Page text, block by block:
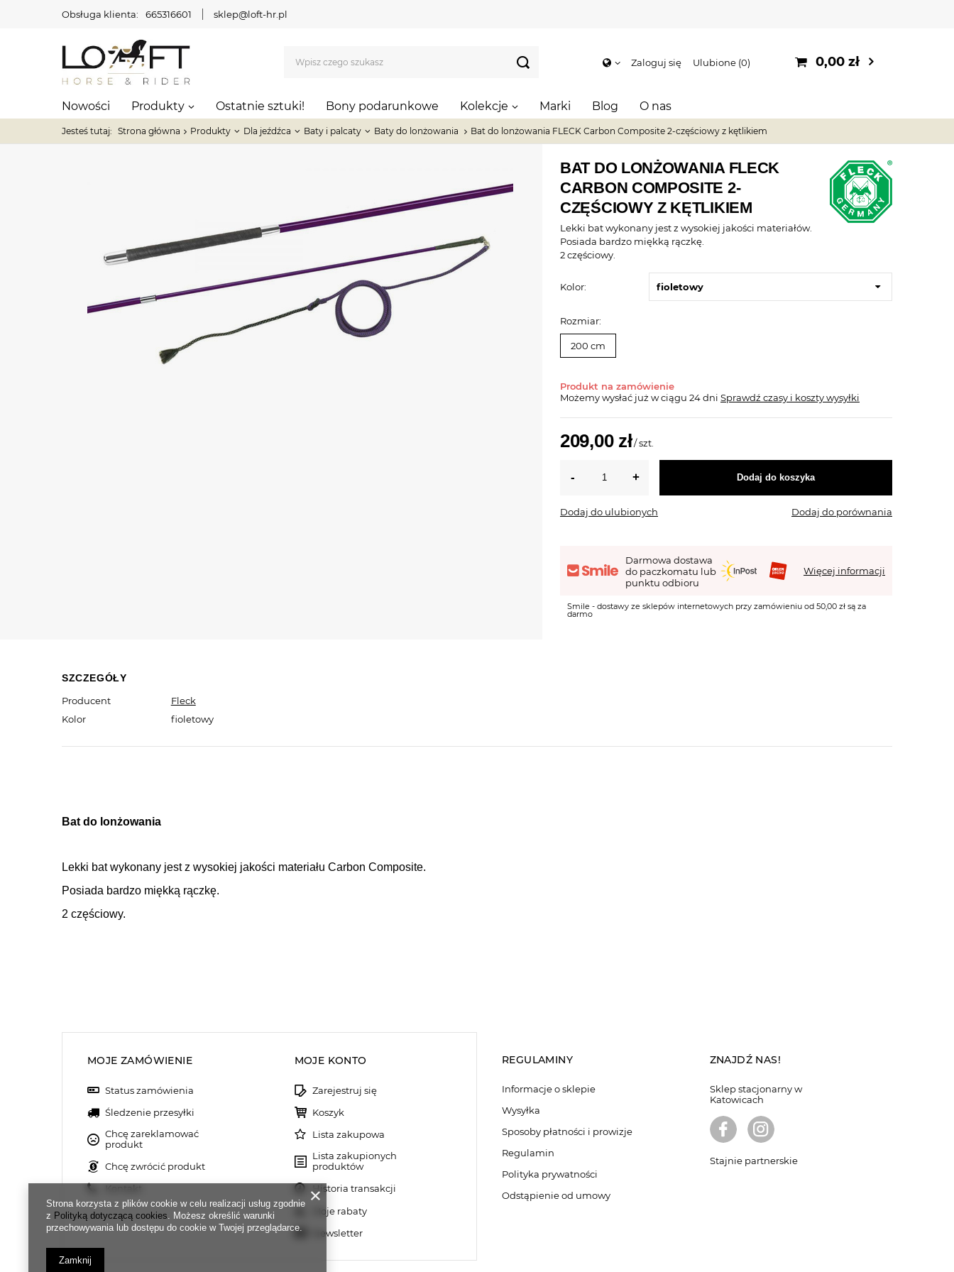
Obsługa klienta: 665316601 sklep@loft-hr.pl
Zaloguj się Ulubione 0 0,00 zł
Nowości Produkty Ostatnie sztuki! Bony podarunkowe Kolekcje Marki Blog O nas
Jesteś tutaj: Strona główna Produkty Dla jeźdźca Baty i palcaty Baty do lonżowania Bat do lonżowania FLECK Carbon Composite 2-częściowy z kętlikiem
BAT DO LONŻOWANIA FLECK
CARBON COMPOSITE 2-
CZĘŚCIOWY Z KĘTLIKIEM
Lekki bat wykonany jest z wysokiej jakości materiałów.
Posiada bardzo miękką rączkę.
2 częściowy.
Kolor: fioletowy
Rozmiar:
200 cm
Produkt na zamówienie
Możemy wysłać już w ciągu 24 dni Sprawdź czasy i koszty wysyłki
209,00 zł/szt.
Dodaj do koszyka
Dodaj do ulubionych Dodaj do porównania
Darmowa dostawa
do paczkomatu lub
punktu odbioru
Więcej informacji
Smile - dostawy ze sklepów internetowych przy zamówieniu od 50,00 zł są za
darmo
SZCZEGÓŁY
Producent
Fleck
Kolor
fioletowy
Bat do lonżowania
Lekki bat wykonany jest z wysokiej jakości materiału Carbon Composite.
Posiada bardzo miękką rączkę.
2 częściowy.
MOJE ZAMÓWIENIE
Status zamówienia
Śledzenie przesyłki
Chcę zareklamować
produkt
Chcę zwrócić produkt
Kontakt
MOJE KONTO
Zarejestruj się
Koszyk
Lista zakupowa
Lista zakupionych
produktów
Historia transakcji
Moje rabaty
Newsletter
REGULAMINY
Informacje o sklepie
Wysyłka
Sposoby płatności i prowizje
Regulamin
Polityka prywatności
Odstąpienie od umowy
ZNAJDŹ NAS!
Sklep stacjonarny w
Katowicach
Stajnie partnerskie
Strona korzysta z plików cookie w celu realizacji usług zgodnie
z Polityką dotyczącą cookies. Możesz określić warunki
przechowywania lub dostępu do cookie w Twojej przeglądarce.
Zamknij